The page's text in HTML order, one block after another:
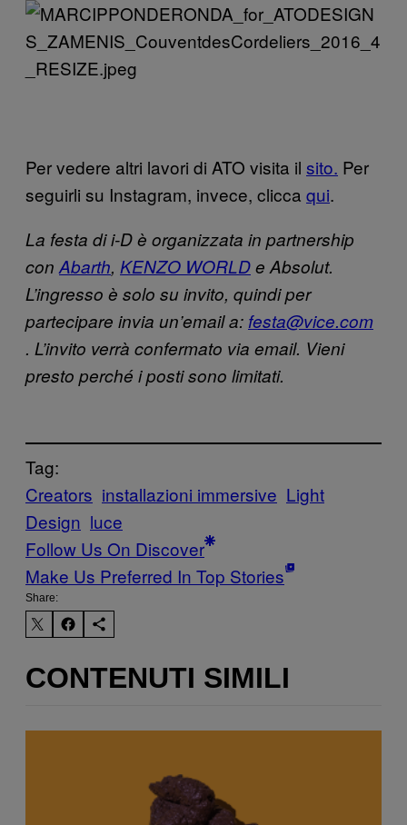
Per vedere altri lavori di ATO visita il sito. Per
seguirli su Instagram, invece, clicca qui.
La festa di i-D è organizzata in partnership
con Abarth, KENZO WORLDe Absolut.
L’ingresso è solo su invito, quindi per
partecipare invia un’email a: festa@vice.com
. L’invito verrà confermato via email. Vieni
presto perché i posti sono limitati.
Tag:
Creators installazioni immersive Light
Design luce
Follow Us On Discover
Make Us Preferred In Top Stories
Share:
CONTENUTI SIMILI